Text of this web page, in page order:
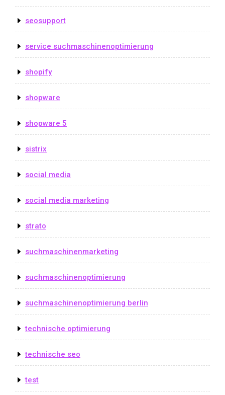
seosupport
service suchmaschinenoptimierung
shopify
shopware
shopware 5
sistrix
social media
social media marketing
strato
suchmaschinenmarketing
suchmaschinenoptimierung
suchmaschinenoptimierung berlin
technische optimierung
technische seo
test